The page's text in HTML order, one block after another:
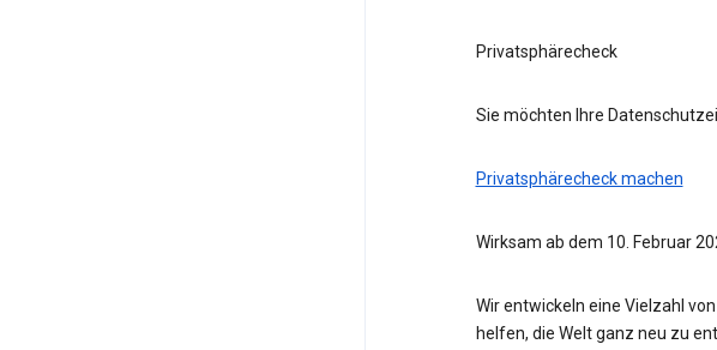
Privatsphärecheck
Sie möchten Ihre
Privatsphärecheck machen
Wirksam ab dem 10. Februar
Wir entwickeln eine Vielzahl
helfen, die Welt ganz neu zu